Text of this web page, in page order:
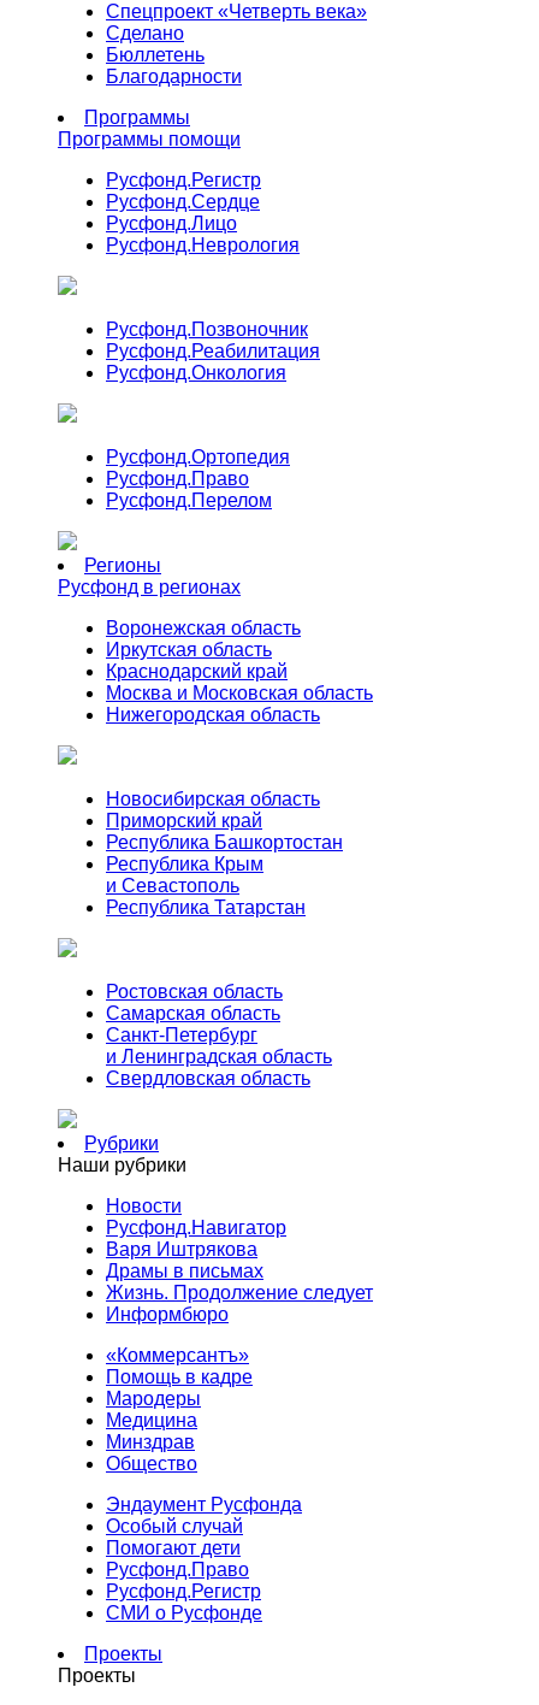
Спецпроект «Четверть века»
Сделано
Бюллетень
Благодарности
Программы
Программы помощи
Русфонд.Регистр
Русфонд.Сердце
Русфонд.Лицо
Русфонд.Неврология
Русфонд.Позвоночник
Русфонд.Реабилитация
Русфонд.Онкология
Русфонд.Ортопедия
Русфонд.Право
Русфонд.Перелом
Регионы
Русфонд в регионах
Воронежская область
Иркутская область
Краснодарский край
Москва и Московская область
Нижегородская область
Новосибирская область
Приморский край
Республика Башкортостан
Республика Крым
и Севастополь
Республика Татарстан
Ростовская область
Самарская область
Санкт-Петербург
и Ленинградская область
Свердловская область
Рубрики
Наши рубрики
Новости
Русфонд.Навигатор
Варя Иштрякова
Драмы в письмах
Жизнь. Продолжение следует
Информбюро
«Коммерсантъ»
Помощь в кадре
Мародеры
Медицина
Минздрав
Общество
Эндаумент Русфонда
Особый случай
Помогают дети
Русфонд.Право
Русфонд.Регистр
СМИ о Русфонде
Проекты
Проекты